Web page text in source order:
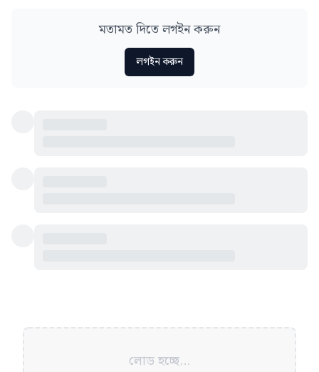
মতামত দিতে লগইন করুন
লগইন করুন
লোড হচ্ছে...